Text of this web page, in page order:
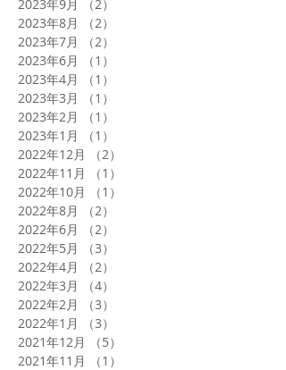
2023年9月
（2）
2023年8月
（2）
2023年7月
（2）
2023年6月
（1）
2023年4月
（1）
2023年3月
（1）
2023年2月
（1）
2023年1月
（1）
2022年12月
（2）
2022年11月
（1）
2022年10月
（1）
2022年8月
（2）
2022年6月
（2）
2022年5月
（3）
2022年4月
（2）
2022年3月
（4）
2022年2月
（3）
2022年1月
（3）
2021年12月
（5）
2021年11月
（1）